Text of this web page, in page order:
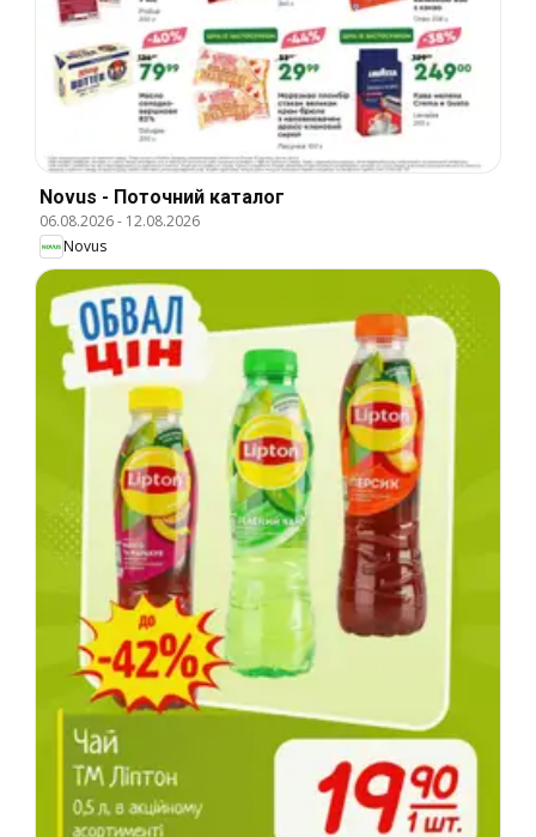
Novus - Поточний каталог
06.08.2026- 12.08.2026
Novus